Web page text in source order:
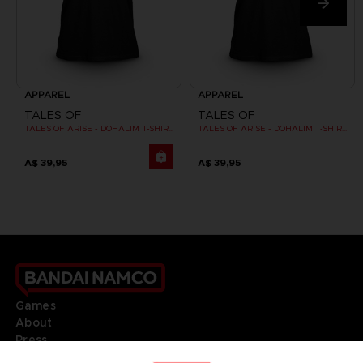
APPAREL
TALES OF
TALES OF ARISE - DOHALIM T-SHIRT
A$ 39,95
APPAREL
TALES OF
A$ 39,95
Games
About
Press